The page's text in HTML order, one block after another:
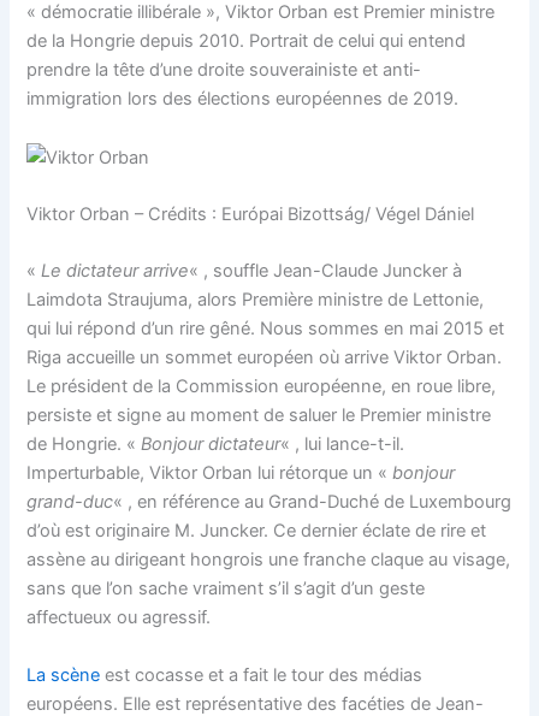
« démocratie illibérale », Viktor Orban est Premier ministre
de la Hongrie depuis 2010. Portrait de celui qui entend
prendre la tête d’une droite souverainiste et anti-
immigration lors des élections européennes de 2019.
Viktor Orban – Crédits : Európai Bizottság/ Végel Dániel
«Le dictateur arrive« , souffle Jean-Claude Juncker à
Laimdota Straujuma, alors Première ministre de Lettonie,
qui lui répond d’un rire gêné. Nous sommes en mai 2015 et
Riga accueille un sommet européen où arrive Viktor Orban.
Le président de la Commission européenne, en roue libre,
persiste et signe au moment de saluer le Premier ministre
de Hongrie. «Bonjour dictateur« , lui lance-t-il.
Imperturbable, Viktor Orban lui rétorque un «bonjour
grand-duc« , en référence au Grand-Duché de Luxembourg
d’où est originaire M. Juncker. Ce dernier éclate de rire et
assène au dirigeant hongrois une franche claque au visage,
sans que l’on sache vraiment s’il s’agit d’un geste
affectueux ou agressif.
La scèneest cocasse et a fait le tour des médias
européens. Elle est représentative des facéties de Jean-